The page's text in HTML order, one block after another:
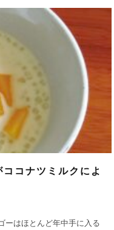
コナツミルクによ
ーはほとんど年中手に入る